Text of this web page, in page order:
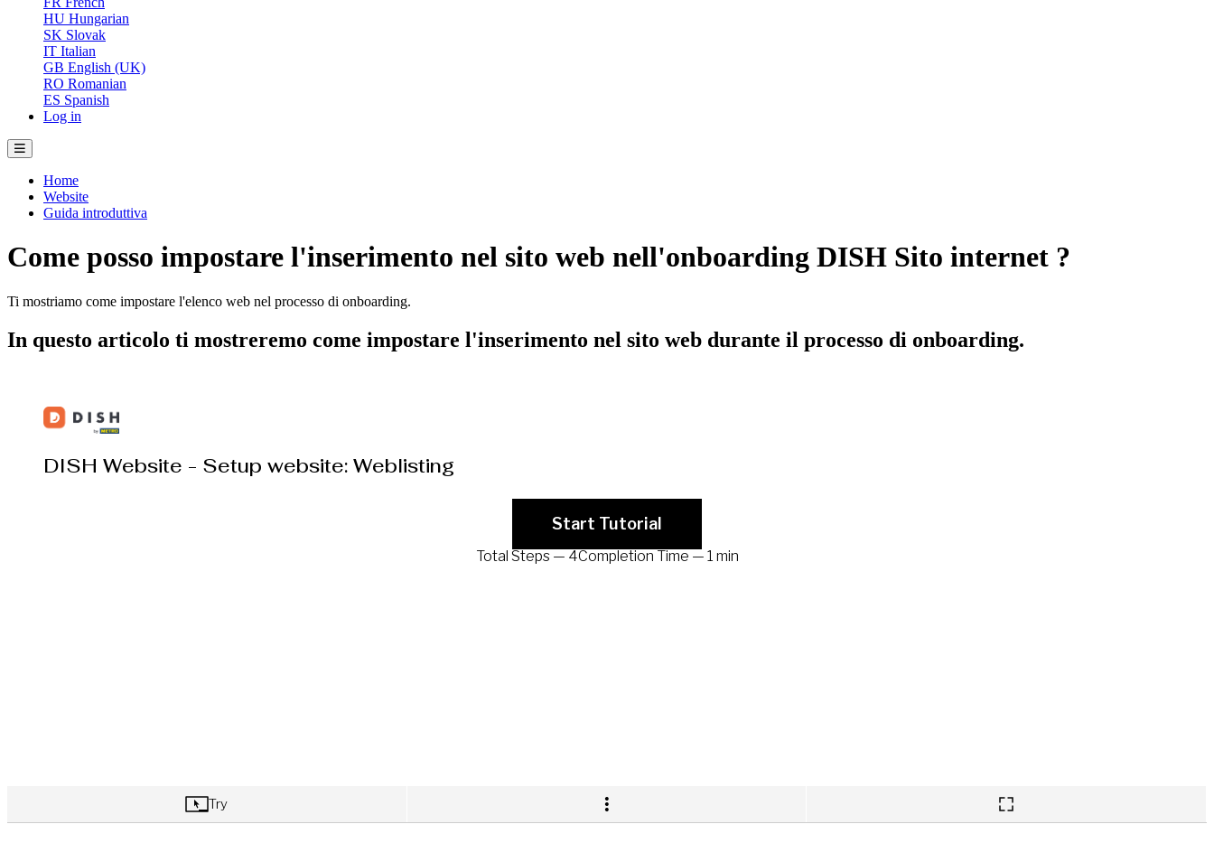
HU Hungarian
SK Slovak
IT Italian
GB English (UK)
RO Romanian
ES Spanish
Log in
Home
Website
Guida introduttiva
Come posso impostare l'inserimento nel sito web nell'onboarding DISH Sito internet ?
Ti mostriamo come impostare l'elenco web nel processo di onboarding.
In questo articolo ti mostreremo come impostare l'inserimento nel sito web durante il processo di onboarding.